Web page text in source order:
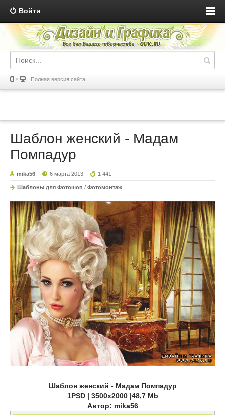
Войти
Полная версия сайта
Шаблон женский - Мадам
Помпадур
mika56 6 марта 2013 1 441
Шаблоны для Фотошоп / Фотомонтаж
Шаблон женский - Мадам Помпадур
1PSD | 3500х2000 |48,7 Mb
Автор: mika56